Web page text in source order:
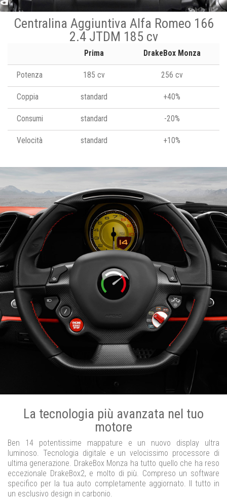
Centralina Aggiuntiva Alfa Romeo 166
2.4 JTDM 185 cv
Prima DrakeBox Monza
Potenza 185 cv 256 cv
Coppia standard +40%
Consumi standard -20%
Velocità standard +10%
La tecnologia più avanzata nel tuo
motore
Ben 14 potentissime mappature e un nuovo display ultra
luminoso. Tecnologia digitale e un velocissimo processore di
ultima generazione. DrakeBox Monza ha tutto quello che ha reso
eccezionale DrakeBox2, e molto di più. Compreso un software
specifico per la tua auto completamente aggiornato. Il tutto in
un esclusivo design in carbonio.